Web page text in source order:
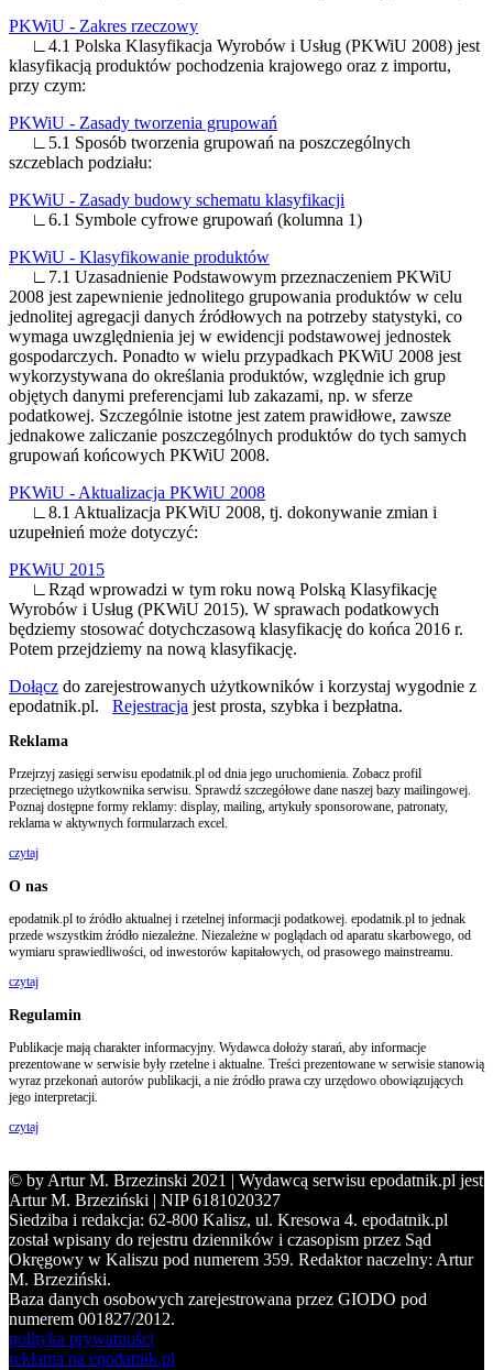
PKWiU - Zakres rzeczowy
∟4.1 Polska Klasyfikacja Wyrobów i Usług (PKWiU 2008) jest
klasyfikacją produktów pochodzenia krajowego oraz z importu,
przy czym:
PKWiU - Zasady tworzenia grupowań
∟5.1 Sposób tworzenia grupowań na poszczególnych
szczeblach podziału:
PKWiU - Zasady budowy schematu klasyfikacji
∟6.1 Symbole cyfrowe grupowań (kolumna 1)
PKWiU - Klasyfikowanie produktów
∟7.1 Uzasadnienie Podstawowym przeznaczeniem PKWiU
2008 jest zapewnienie jednolitego grupowania produktów w celu
jednolitej agregacji danych źródłowych na potrzeby statystyki, co
wymaga uwzględnienia jej w ewidencji podstawowej jednostek
gospodarczych. Ponadto w wielu przypadkach PKWiU 2008 jest
wykorzystywana do określania produktów, względnie ich grup
objętych danymi preferencjami lub zakazami, np. w sferze
podatkowej. Szczególnie istotne jest zatem prawidłowe, zawsze
jednakowe zaliczanie poszczególnych produktów do tych samych
grupowań końcowych PKWiU 2008.
PKWiU - Aktualizacja PKWiU 2008
∟8.1 Aktualizacja PKWiU 2008, tj. dokonywanie zmian i
uzupełnień może dotyczyć:
PKWiU 2015
∟Rząd wprowadzi w tym roku nową Polską Klasyfikację
Wyrobów i Usług (PKWiU 2015). W sprawach podatkowych
będziemy stosować dotychczasową klasyfikację do końca 2016 r.
Potem przejdziemy na nową klasyfikację.
Dołącz do zarejestrowanych użytkowników i korzystaj wygodnie z
epodatnik.pl. Rejestracja jest prosta, szybka i bezpłatna.
Reklama
Przejrzyj zasięgi serwisu epodatnik.pl od dnia jego uruchomienia. Zobacz profil
przeciętnego użytkownika serwisu. Sprawdź szczegółowe dane naszej bazy mailingowej.
Poznaj dostępne formy reklamy: display, mailing, artykuły sponsorowane, patronaty,
reklama w aktywnych formularzach excel.
czytaj
O nas
epodatnik.pl to źródło aktualnej i rzetelnej informacji podatkowej. epodatnik.pl to jednak
przede wszystkim źródło niezależne. Niezależne w poglądach od aparatu skarbowego, od
wymiaru sprawiedliwości, od inwestorów kapitałowych, od prasowego mainstreamu.
czytaj
Regulamin
Publikacje mają charakter informacyjny. Wydawca dołoży starań, aby informacje
prezentowane w serwisie były rzetelne i aktualne. Treści prezentowane w serwisie stanowią
wyraz przekonań autorów publikacji, a nie źródło prawa czy urzędowo obowiązujących
jego interpretacji.
czytaj
© by Artur M. Brzezinski 2021 | Wydawcą serwisu epodatnik.pl jest
Artur M. Brzeziński | NIP 6181020327
Siedziba i redakcja: 62-800 Kalisz, ul. Kresowa 4. epodatnik.pl
został wpisany do rejestru dzienników i czasopism przez Sąd
Okręgowy w Kaliszu pod numerem 359. Redaktor naczelny: Artur
M. Brzeziński.
Baza danych osobowych zarejestrowana przez GIODO pod
numerem 001827/2012.
polityka prywatności
reklama na epodatnik.pl